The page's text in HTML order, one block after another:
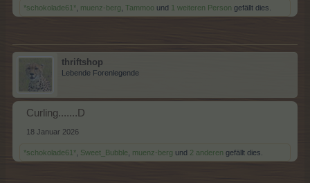
*schokolade61* muenz-berg Tammoo und 1 weiteren Person gefällt dies.
thriftshop
Lebende Forenlegende
Curling.......D
18 Januar 2026
*schokolade61* Sweet_Bubble muenz-berg und 2 anderen gefällt dies.